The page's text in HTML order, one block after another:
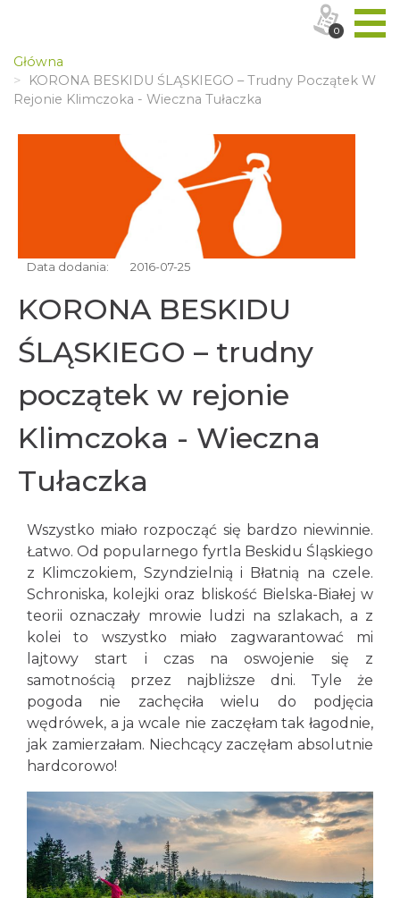
Główna
KORONA BESKIDU ŚLĄSKIEGO – Trudny Początek W
Rejonie Klimczoka - Wieczna Tułaczka
Data dodania: 2016-07-25
KORONA BESKIDU
ŚLĄSKIEGO – trudny
początek w rejonie
Klimczoka - Wieczna
Tułaczka
Wszystko miało rozpocząć się bardzo niewinnie.
Łatwo. Od popularnego fyrtla Beskidu Śląskiego
z Klimczokiem, Szyndzielnią i Błatnią na czele.
Schroniska, kolejki oraz bliskość Bielska-Białej w
teorii oznaczały mrowie ludzi na szlakach, a z
kolei to wszystko miało zagwarantować mi
lajtowy start i czas na oswojenie się z
samotnością przez najbliższe dni. Tyle że
pogoda nie zachęciła wielu do podjęcia
wędrówek, a ja wcale nie zaczęłam tak łagodnie,
jak zamierzałam. Niechcący zaczęłam absolutnie
hardcorowo!
0